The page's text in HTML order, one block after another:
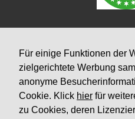
Für einige Funktionen der
zielgerichtete Werbung
anonyme
Cookie. Klick hier für
zu Cookies, deren